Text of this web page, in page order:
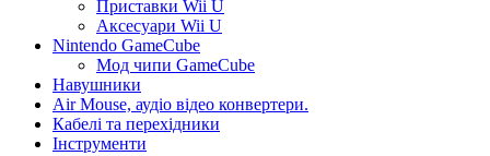
Приставки Wii U
Аксесуари Wii U
Nintendo GameCube
Мод чипи GameCube
Навушники
Air Mouse, аудіо відео конвертери.
Кабелі та перехідники
Інструменти